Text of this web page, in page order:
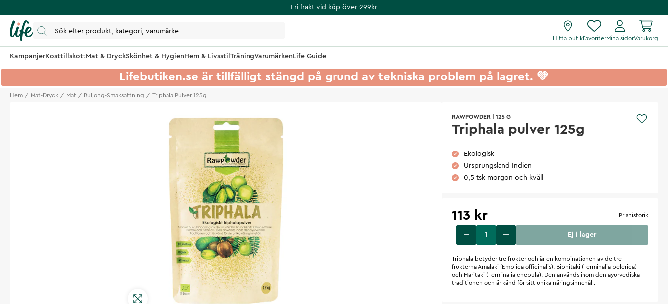
Fri frakt vid köp över 299kr
Hitta butikFavoriterMina sidorVarukorg
KampanjerKosttillskottMat & DryckSkönhet & HygienHem & Livsstil TräningVarumärkenLife Guide
Lifebutiken.se är tillfälligt stängd på grund av tekniska problem på lagret. 💚
Hem Mat-Dryck Mat Buljong-Smaksattning Triphala Pulver 125g
RAWPOWDER 125 G
Triphala pulver 125g
Ekologisk
Ursprungsland Indien
0,5 tsk morgon och kväll
113 kr Prishistorik
Ej i lager
Triphala betyder tre frukter och är en kombinationen av de tre
frukterna Amalaki (Emblica officinalis), Bibhitaki (Terminalia belerica)
och Haritaki (Terminalia chebula). Den används inom den ayurvediska
traditionen och är känd för sitt unika näringsinnehåll.